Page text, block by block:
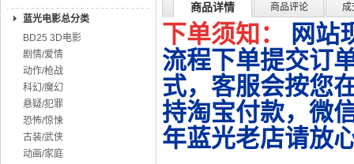
蓝光电影总分类
BD25 3D电影
剧情/爱情
动作/枪战
科幻/魔幻
悬疑/犯罪
恐怖/惊悚
古装/武侠
动画/家庭
商品详情 商品评论 成
下单须知：
网站
流程下单提交订
式，客服会按您
持淘宝付款，微
年蓝光老店请放